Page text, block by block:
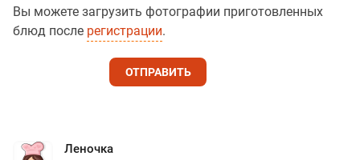
Вы можете загрузить фотографии приготовленных
блюд после регистрации.
ОТПРАВИТЬ
Леночка